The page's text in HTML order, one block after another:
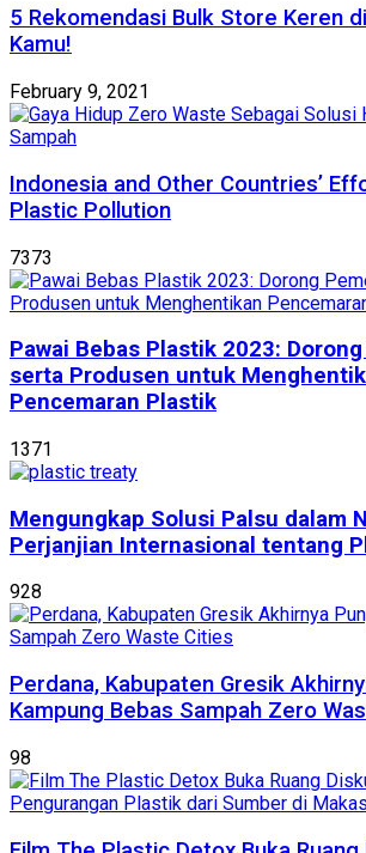
5 Rekomendasi Bulk Store Keren
Kamu!
February 9, 2021
Indonesia and Other Countries’
Plastic Pollution
7373
Pawai Bebas Plastik 2023:
serta Produsen untuk
Pencemaran Plastik
1371
Mengungkap Solusi Palsu dalam
Perjanjian Internasional tentang
928
Perdana, Kabupaten Gresik
Kampung Bebas Sampah Zero
98